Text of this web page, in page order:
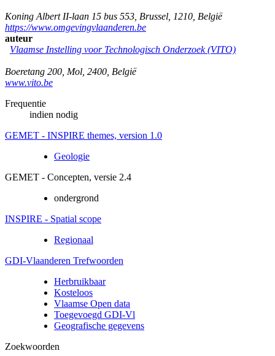
Koning Albert II-laan 15 bus 553 Brussel 1210 België
https://www.omgevingvlaanderen.be
auteur
Vlaamse Instelling voor Technologisch Onderzoek (VITO)
Boeretang 200 Mol 2400 België
www.vito.be
Frequentie
indien nodig
GEMET - INSPIRE themes, version 1.0
Geologie
GEMET - Concepten, versie 2.4
ondergrond
INSPIRE - Spatial scope
Regionaal
GDI-Vlaanderen Trefwoorden
Herbruikbaar
Kosteloos
Vlaamse Open data
Toegevoegd GDI-Vl
Geografische gegevens
Zoekwoorden